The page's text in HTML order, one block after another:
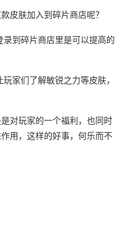
皮肤加入到碎片商店呢？
到碎片商店里是可以提高的
家们了解敏锐之力等皮肤，
对玩家的一个福利，也同时
用，这样的好事，何乐而不